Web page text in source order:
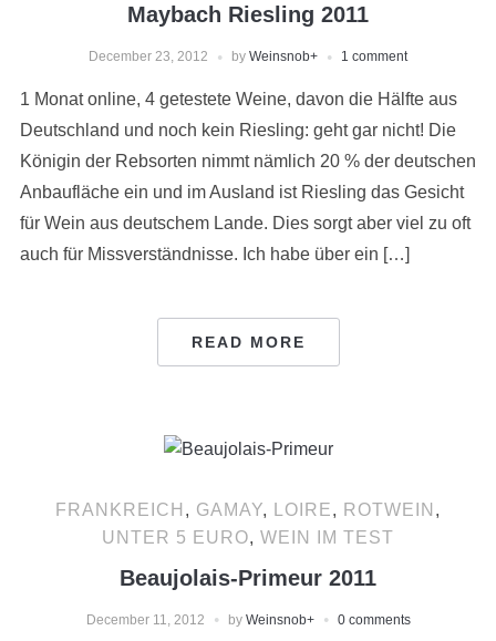
Maybach Riesling 2011
December 23, 2012 by Weinsnob+ 1 comment
1 Monat online, 4 getestete Weine, davon die Hälfte aus
Deutschland und noch kein Riesling: geht gar nicht! Die
Königin der Rebsorten nimmt nämlich 20 % der deutschen
Anbaufläche ein und im Ausland ist Riesling das Gesicht
für Wein aus deutschem Lande. Dies sorgt aber viel zu oft
auch für Missverständnisse. Ich habe über ein […]
READ MORE
FRANKREICH , GAMAY, LOIRE, ROTWEIN ,
UNTER 5 EURO, WEIN IM TEST
Beaujolais-Primeur 2011
December 11, 2012 by Weinsnob+ 0 comments